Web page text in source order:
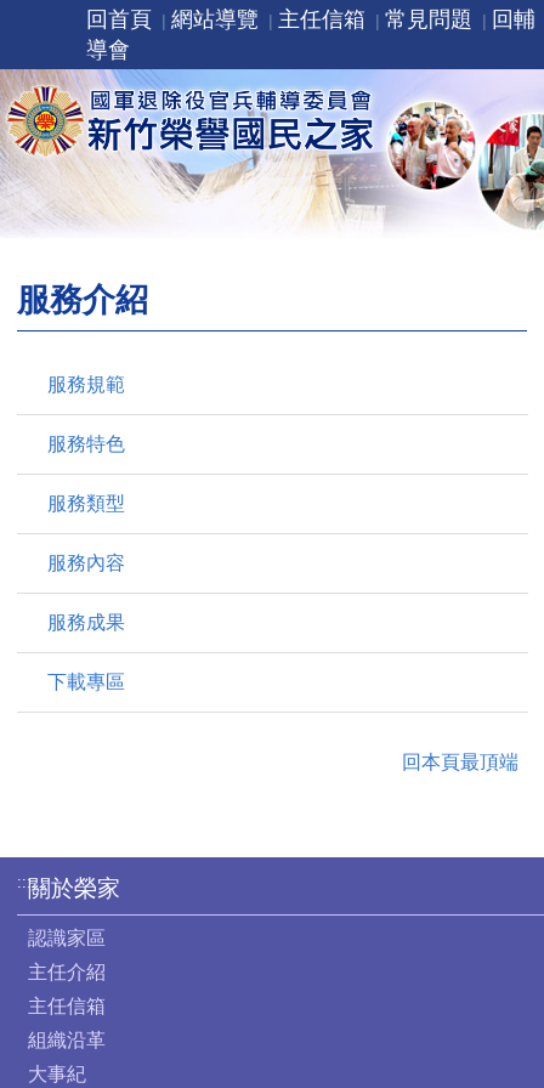
回首頁 網站導覽 主任信箱 常見問題
回輔
導會
服務介紹
服務規範
服務特色
服務類型
服務內容
服務成果
下載專區
回本頁最頂端
:::關於榮家
認識家區
主任介紹
主任信箱
組織沿革
大事紀